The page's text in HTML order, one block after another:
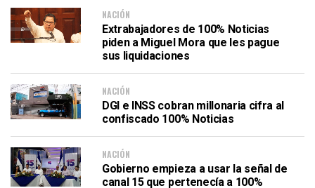
NACIÓN
Extrabajadores de 100% Noticias
piden a Miguel Mora que les pague
sus liquidaciones
NACIÓN
DGI e INSS cobran millonaria cifra al
confiscado 100% Noticias
NACIÓN
Gobierno empieza a usar la señal de
canal 15 que pertenecía a 100%